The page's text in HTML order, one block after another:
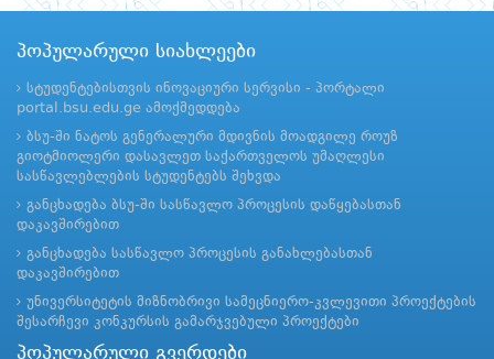
პოპულარული სიახლეები
სტუდენტებისთვის ინოვაციური სერვისი - პორტალი
portal.bsu.edu.ge ამოქმედდება
ბსუ-ში ნატოს გენერალური მდივნის მოადგილე როუზ
გიოტმიოლერი დასავლეთ საქართველოს უმაღლესი
სასწავლებლების სტუდენტებს შეხვდა
განცხადება ბსუ-ში სასწავლო პროცესის დაწყებასთან
დაკავშირებით
განცხადება სასწავლო პროცესის განახლებასთან
დაკავშირებით
უნივერსიტეტის მიზნობრივი სამეცნიერო-კვლევითი პროექტების
შესარჩევი კონკურსის გამარჯვებული პროექტები
პოპულარული გვერდები